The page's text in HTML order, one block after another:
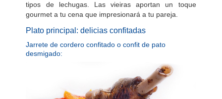
tipos de lechugas. Las vieiras aportan un toque
gourmet a tu cena que impresionará a tu pareja.
Plato principal: delicias confitadas
Jarrete de cordero confitado o confit de pato
desmigado: